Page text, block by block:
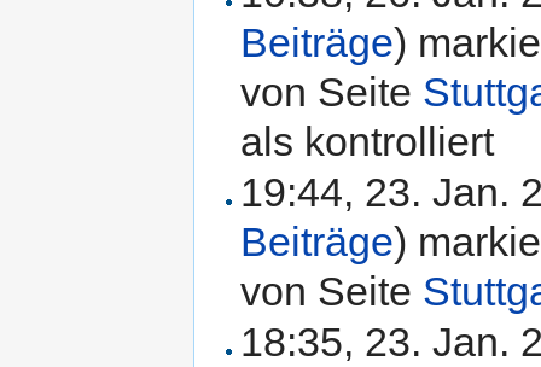
Beiträge)
von Seite
als kontrolliert
19:44, 23. Jan.
Beiträge)
von Seite
18:35, 23. Jan.